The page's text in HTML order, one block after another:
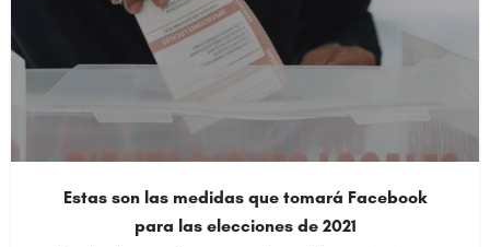
Estas son las medidas que tomará Facebook
para las elecciones de 2021